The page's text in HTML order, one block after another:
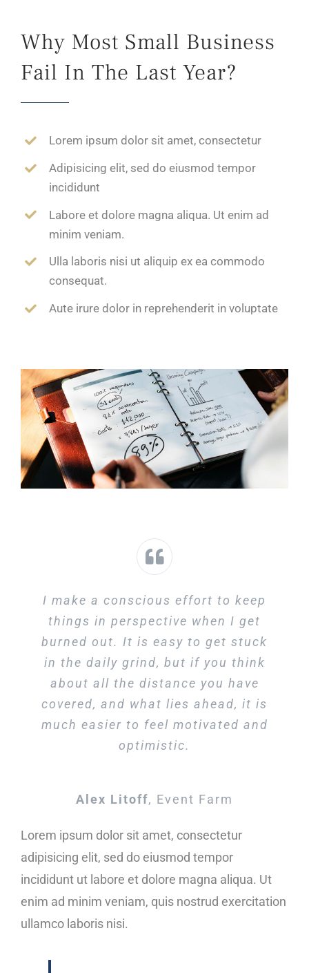
Why Most Small Business
Fail In The Last Year?
Lorem ipsum dolor sit amet, consectetur
Adipisicing elit, sed do eiusmod tempor
incididunt
Labore et dolore magna aliqua. Ut enim ad
minim veniam.
Ulla laboris nisi ut aliquip ex ea commodo
consequat.
Aute irure dolor in reprehenderit in voluptate
I make a conscious effort to keep
things in perspective when I get
burned out. It is easy to get stuck
in the daily grind, but if you think
about all the distance you have
covered, and what lies ahead, it is
much easier to feel motivated and
optimistic.
Alex Litoff, Event Farm
Lorem ipsum dolor sit amet, consectetur
adipisicing elit, sed do eiusmod tempor
incididunt ut labore et dolore magna aliqua. Ut
enim ad minim veniam, quis nostrud exercitation
ullamco laboris nisi.